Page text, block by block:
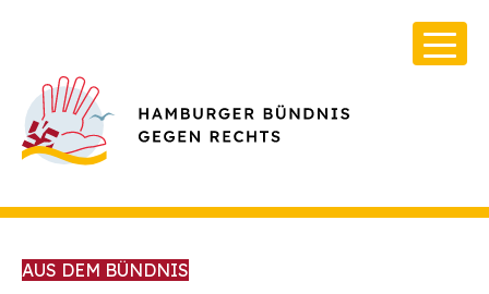
AUS DEM BÜNDNIS